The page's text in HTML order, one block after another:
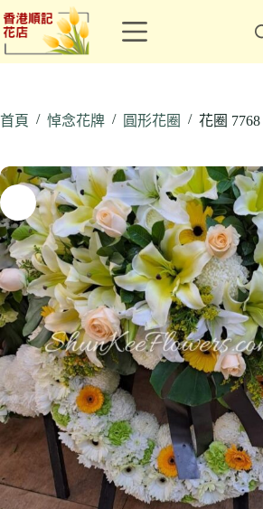
跳
至
主
容
首頁 / 悼念花牌 / 圓形花圈 / 花圈 7768